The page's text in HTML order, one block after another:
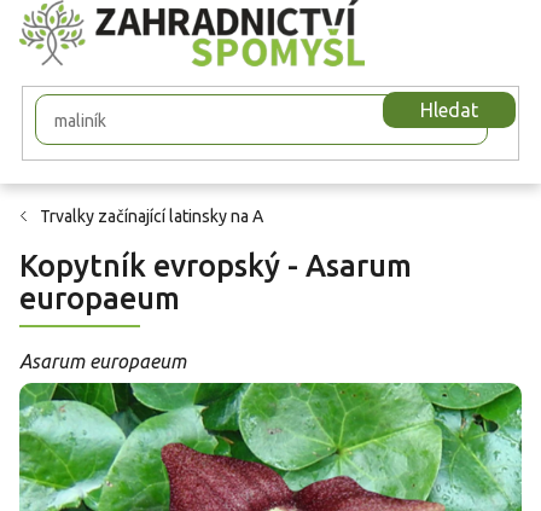
Přejít
na
obsah
Hledat
Trvalky začínající latinsky na A
Kopytník evropský - Asarum
europaeum
Asarum europaeum